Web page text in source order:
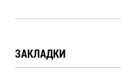
ЗАКЛАДКИ